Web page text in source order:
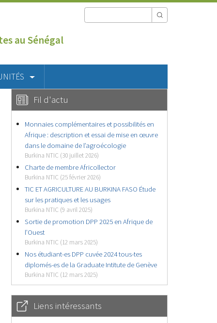
au Sénégal
Fil d'actu
Monnaies complémentaires et possibilités en
Afrique : description et essai de mise en œuvre
dans le domaine de l’agroécologie
Burkina NTIC (30 juillet 2026)
Charte de membre Africollector
Burkina NTIC (25 février 2026)
TIC ET AGRICULTURE AU BURKINA FASO Étude
sur les pratiques et les usages
Burkina NTIC (9 avril 2025)
Sortie de promotion DPP 2025 en Afrique de
l’Ouest
Burkina NTIC (12 mars 2025)
Nos étudiant-es DPP cuvée 2024 tous-tes
diplomés-es de la Graduate Intitute de Genève
Burkina NTIC (12 mars 2025)
Liens intéressants